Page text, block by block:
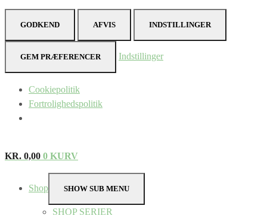
GODKEND AFVIS INDSTILLINGER
GEM PRÆFERENCER Indstillinger
Cookiepolitik
Fortrolighedspolitik
KR. 0,00 0 KURV
Shop SHOW SUB MENU
SHOP SERIER